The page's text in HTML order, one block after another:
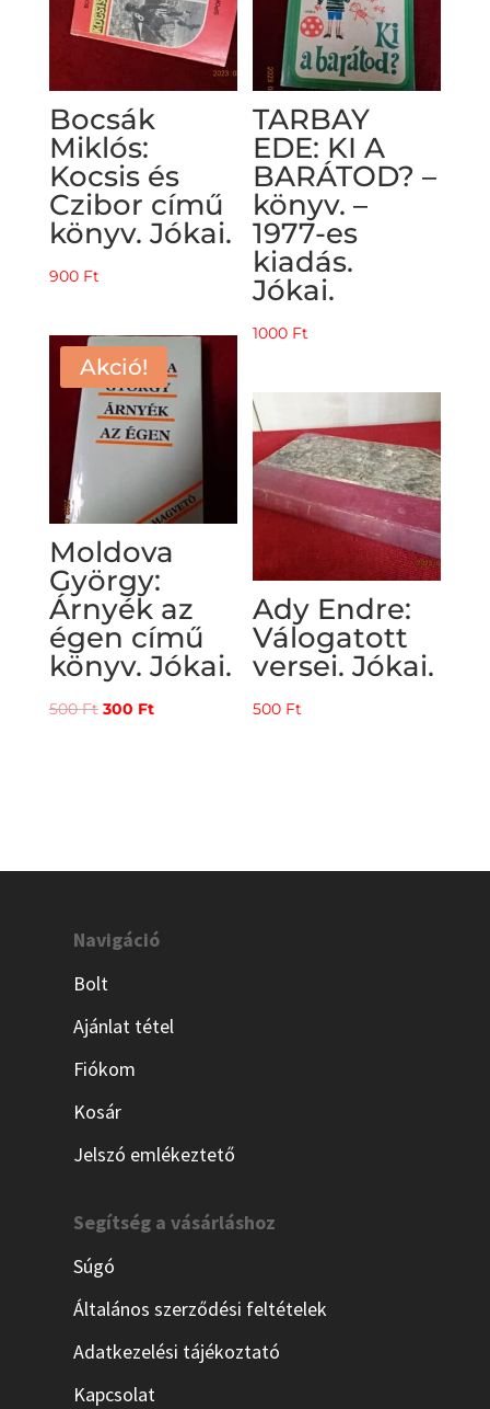
Bocsák
Miklós:
Kocsis és
Czibor című
könyv. Jókai.
900 Ft
TARBAY
EDE: KI A
BARÁTOD? –
könyv. –
1977-es
kiadás.
Jókai.
1000 Ft
Akció!
Moldova
György:
Árnyék az
égen című
könyv. Jókai.
500Ft Original
300 FtCurrent
Ady Endre:
Válogatott
versei. Jókai.
500 Ft
Navigáció
Bolt
Ajánlat tétel
Fiókom
Kosár
Jelszó emlékeztető
Segítség a vásárláshoz
Súgó
Általános szerződési feltételek
Adatkezelési tájékoztató
Kapcsolat